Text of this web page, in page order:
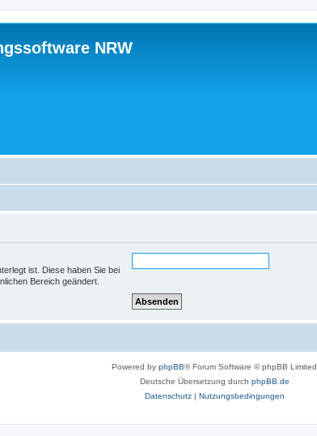
NRW
ist. Diese haben Sie bei
Bereich geändert.
Powered by phpBB® Forum Software © phpBB Limited
Deutsche Übersetzung durch phpBB.de
Datenschutz| Nutzungsbedingungen